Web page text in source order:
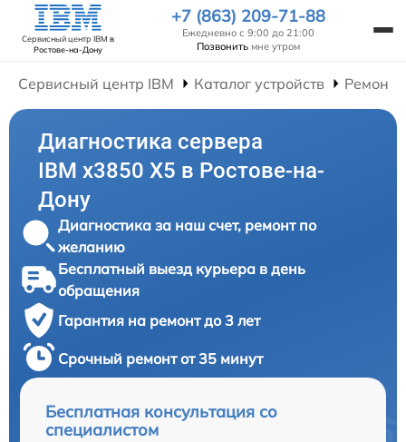
Сервисный центр IBM в
Ростове-на-Дону
+7 (863) 209-71-88
Ежедневно с 9:00 до 21:00
Позвонить мне утром
Сервисный центр IBM Каталог устройств Ремонт
Диагностика сервера
IBM x3850 X5 в Ростове-на-
Дону
Диагностика за наш счет, ремонт по
желанию
Бесплатный выезд курьера в день
обращения
Гарантия на ремонт до 3 лет
Срочный ремонт от 35 минут
Бесплатная консультация со
специалистом